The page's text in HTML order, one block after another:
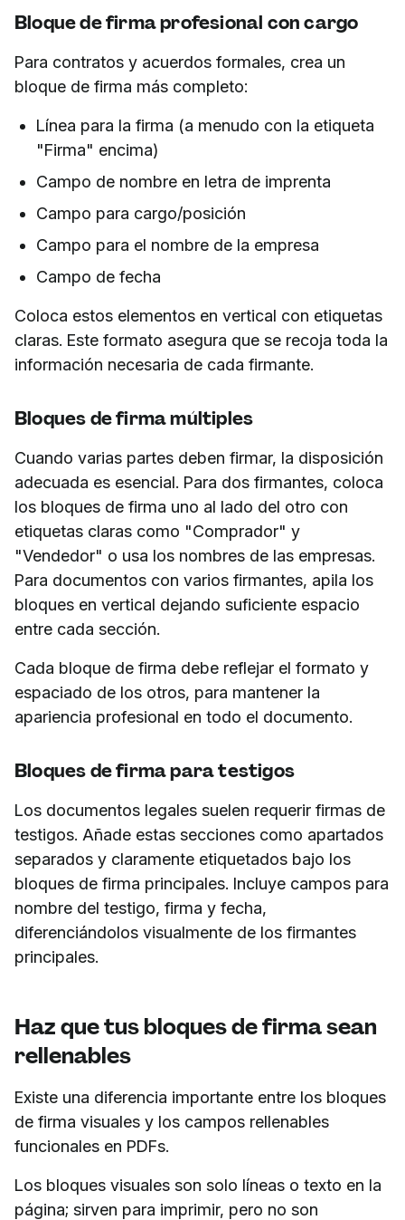
Bloque de firma profesional con cargo
Para contratos y acuerdos formales, crea un
bloque de firma más completo:
Línea para la firma (a menudo con la etiqueta
"Firma" encima)
Campo de nombre en letra de imprenta
Campo para cargo/posición
Campo para el nombre de la empresa
Campo de fecha
Coloca estos elementos en vertical con etiquetas
claras. Este formato asegura que se recoja toda la
información necesaria de cada firmante.
Bloques de firma múltiples
Cuando varias partes deben firmar, la disposición
adecuada es esencial. Para dos firmantes, coloca
los bloques de firma uno al lado del otro con
etiquetas claras como "Comprador" y
"Vendedor" o usa los nombres de las empresas.
Para documentos con varios firmantes, apila los
bloques en vertical dejando suficiente espacio
entre cada sección.
Cada bloque de firma debe reflejar el formato y
espaciado de los otros, para mantener la
apariencia profesional en todo el documento.
Bloques de firma para testigos
Los documentos legales suelen requerir firmas de
testigos. Añade estas secciones como apartados
separados y claramente etiquetados bajo los
bloques de firma principales. Incluye campos para
nombre del testigo, firma y fecha,
diferenciándolos visualmente de los firmantes
principales.
Haz que tus bloques de firma sean
rellenables
Existe una diferencia importante entre los bloques
de firma visuales y los campos rellenables
funcionales en PDFs.
Los bloques visuales son solo líneas o texto en la
página; sirven para imprimir, pero no son